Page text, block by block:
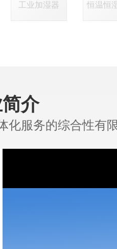
工业加湿器 恒温恒
介
化服务的综合性有